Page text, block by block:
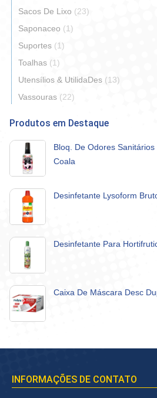
Sacos De Lixo (23)
Saponaceo (1)
Suportes (1)
Toalhas (1)
Utensílios & UtilidaDes (13)
Vassouras (22)
Produtos em Destaque
Bloq. De Odores
Coala
Desinfetante Lysoform
Desinfetante Para
Caixa De Máscara Desc
INFORMAÇÕES DE CONTATO